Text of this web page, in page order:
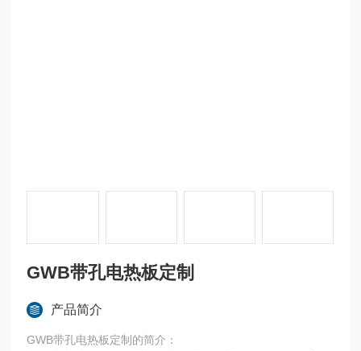
GWB带孔电热板定制
产品简介
GWB带孔电热板定制的简介：